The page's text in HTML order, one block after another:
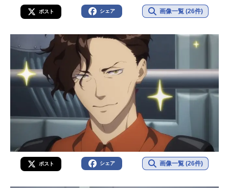
ポスト シェア 画像一覧 (26件)
ポスト シェア 画像一覧 (26件)